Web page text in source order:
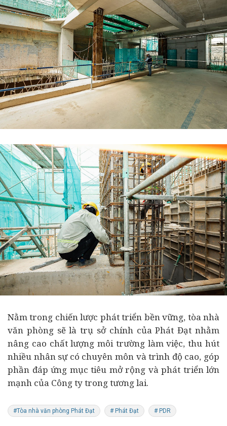
Nằm trong chiến lược phát triển bền vững, tòa nhà
văn phòng sẽ là trụ sở chính của Phát Đạt nhằm
nâng cao chất lượng môi trường làm việc, thu hút
nhiều nhân sự có chuyên môn và trình độ cao, góp
phần đáp ứng mục tiêu mở rộng và phát triển lớn
mạnh của Công ty trong tương lai.
#Tòa nhà văn phòng Phát Đạt # Phát Đạt # PDR